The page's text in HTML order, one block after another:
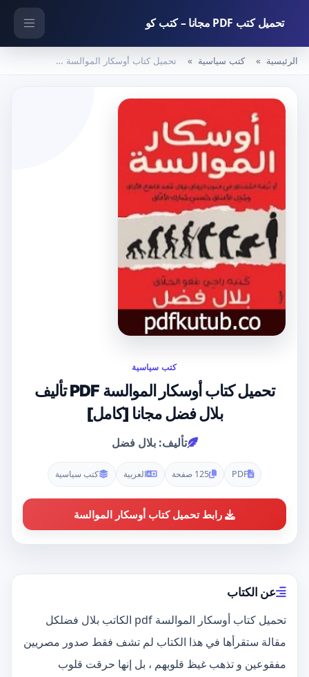
تحميل كتب PDF مجانا – كتب كو
الرئيسية كتب سياسية تحميل كتاب أوسكار الموالسة PDF تأليف بلال فضل مجانا [كامل]
كتب سياسية
تحميل كتاب أوسكار الموالسة PDF تأليف
بلال فضل مجانا [كامل]
تأليف: بلال فضل
PDF 125 صفحة العربية كتب سياسية
رابط تحميل كتاب أوسكار الموالسة
عن الكتاب
تحميل كتاب أوسكار الموالسة pdf الكاتب بلال فضلكل
مقالة ستقرأها في هذا الكتاب لم تشف فقط صدور مصريين
مفقوعين و تذهب غيظ قلوبهم ، بل إنها حرقت قلوب